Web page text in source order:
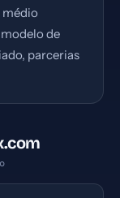
de
parcerias